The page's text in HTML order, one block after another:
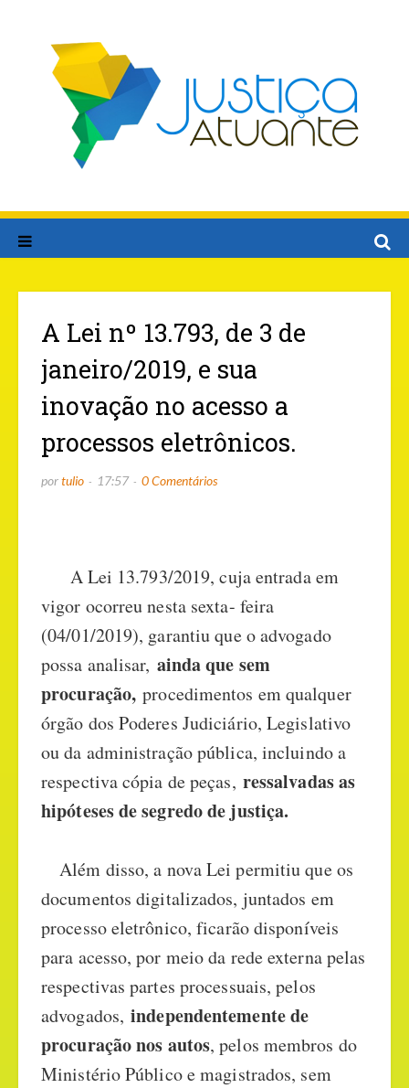
A Lei nº 13.793, de 3 de
janeiro/2019, e sua
inovação no acesso a
processos eletrônicos.
portulio 17:57 0 Comentários
A Lei 13.793/2019, cuja entrada em
vigor ocorreu nesta sexta- feira
(04/01/2019), garantiu que o advogado
possa analisar, ainda que sem
procuração,procedimentos em qualquer
órgão dos Poderes Judiciário, Legislativo
ou da administração pública, incluindo a
respectiva cópia de peças, ressalvadas as
hipóteses de segredo de justiça.
Além disso, a nova Lei permitiu que os
documentos digitalizados, juntados em
processo eletrônico, ficarão disponíveis
para acesso, por meio da rede externa pelas
respectivas partes processuais, pelos
advogados,independentemente de
procuração nos autos, pelos membros do
Ministério Público e magistrados, sem